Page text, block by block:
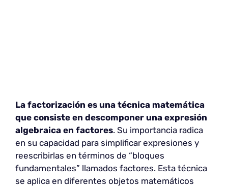
La factorización es una técnica matemática
que consiste en descomponer una expresión
algebraica en factores. Su importancia radica
en su capacidad para simplificar expresiones y
reescribirlas en términos de “bloques
fundamentales” llamados factores. Esta técnica
se aplica en diferentes objetos matemáticos